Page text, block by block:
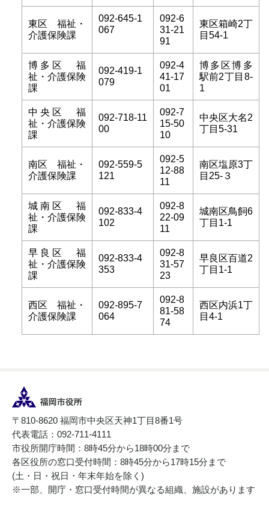
東区 福祉・
介護保険課
092-645-1
067
092-6
31-21
91
東区箱崎2丁
目54-1
博多区 福
祉・介護保険
課
092-419-1
079
092-4
41-17
01
博多区博多
駅前2丁目8-
1
中央区 福
祉・介護保険
課
092-718-11
00
092-7
15-50
10
中央区大名2
丁目5-31
南区 福祉・
介護保険課
092-559-5
121
092-5
12-88
11
南区塩原3丁
目25-３
城南区 福
祉・介護保険
課
092-833-4
102
092-8
22-09
11
城南区鳥飼6
丁目1-1
早良区 福
祉・介護保険
課
092-833-4
353
092-8
31-57
23
早良区百道2
丁目1-1
西区 福祉・
介護保険課
092-895-7
064
092-8
81-58
74
西区内浜1丁
目4-1
〒810-8620 福岡市中央区天神1丁目8番1号
代表電話：092-711-4111
市役所開庁時間：8時45分から18時00分まで
各区役所の窓口受付時間：8時45分から17時15分まで
(土・日・祝日・年末年始を除く)
※一部、開庁・窓口受付時間が異なる組織、施設があります